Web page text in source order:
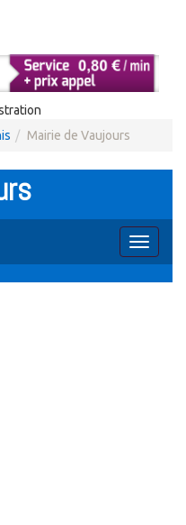
Mairie de Vaujours
Toggle